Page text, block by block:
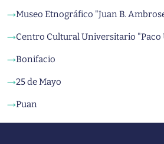
→Museo Etnográfico "Juan B.
→Centro Cultural Universitario "Paco
→Bonifacio
→25 de Mayo
→Puan